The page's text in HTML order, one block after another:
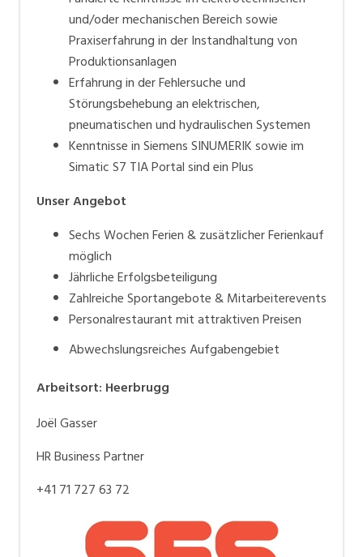
und/oder mechanischen Bereich sowie
Praxiserfahrung in der Instandhaltung von
Produktionsanlagen
Erfahrung in der Fehlersuche und
Störungsbehebung an elektrischen,
pneumatischen und hydraulischen Systemen
Kenntnisse in Siemens SINUMERIK sowie im
Simatic S7 TIA Portal sind ein Plus
Unser Angebot
Sechs Wochen Ferien & zusätzlicher Ferienkauf
möglich
Jährliche Erfolgsbeteiligung
Zahlreiche Sportangebote & Mitarbeiterevents
Personalrestaurant mit attraktiven Preisen
Abwechslungsreiches Aufgabengebiet
Arbeitsort: Heerbrugg
Joël Gasser
HR Business Partner
+41 71 727 63 72